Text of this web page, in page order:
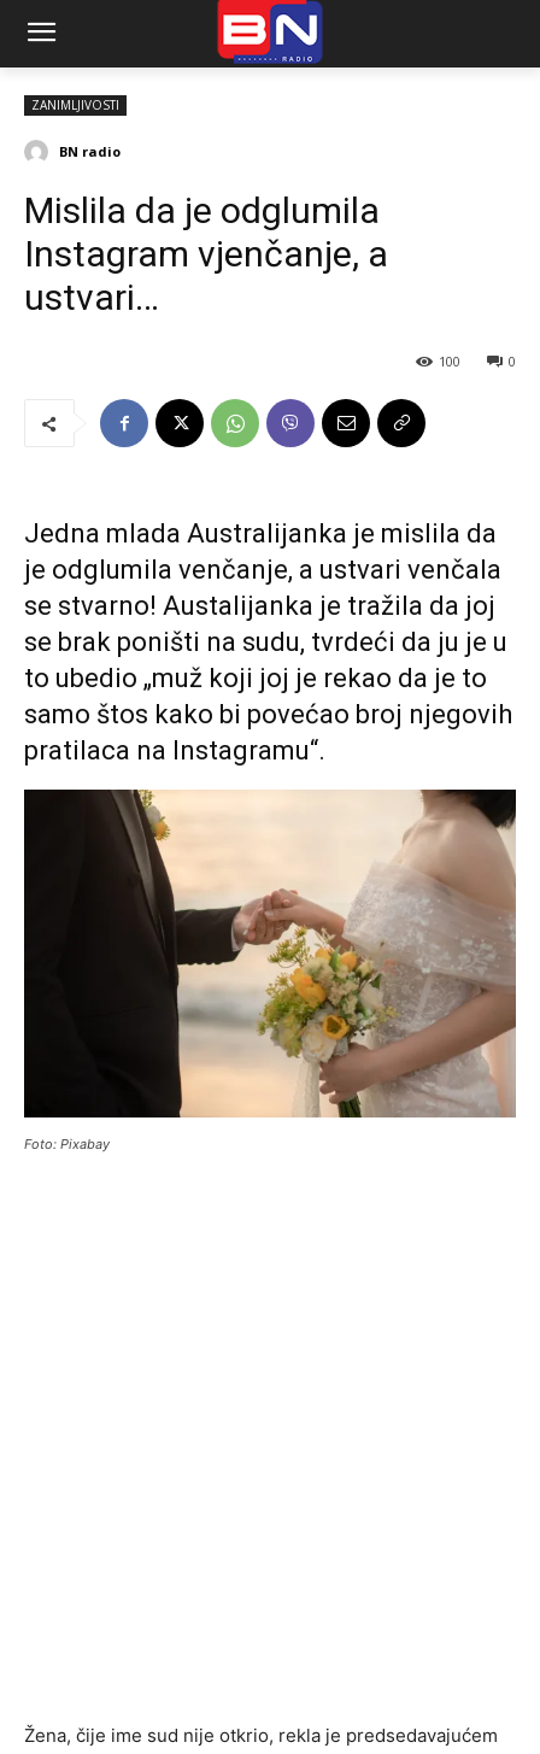
ZANIMLJIVOSTI
BN radio
Mislila da je odglumila
Instagram vjenčanje, a
ustvari…
0
100
Jedna mlada Australijanka je mislila da
je odglumila venčanje, a ustvari venčala
se stvarno! Austalijanka je tražila da joj
se brak poništi na sudu, tvrdeći da ju je u
to ubedio „muž koji joj je rekao da je to
samo štos kako bi povećao broj njegovih
pratilaca na Instagramu“.
Foto: Pixabay
Žena, čije ime sud nije otkrio, rekla je predsedavajućem